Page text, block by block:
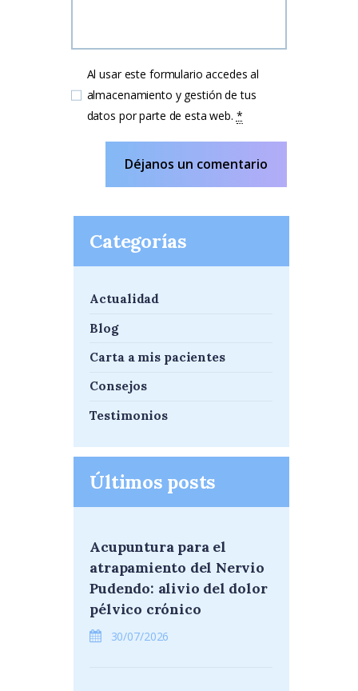
Al usar este formulario accedes al
almacenamiento y gestión de tus
datos por parte de esta web. *
Categorías
Actualidad
Blog
Carta a mis pacientes
Consejos
Testimonios
Últimos posts
Acupuntura para el
atrapamiento del Nervio
Pudendo: alivio del dolor
pélvico crónico
30/07/2026